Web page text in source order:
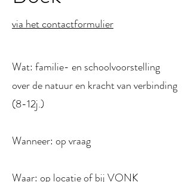
via het contactformulier
Wat: familie- en schoolvoorstelling
over de natuur en kracht van verbinding
(8-12j.)
Wanneer: op vraag
Waar: op locatie of bij VONK